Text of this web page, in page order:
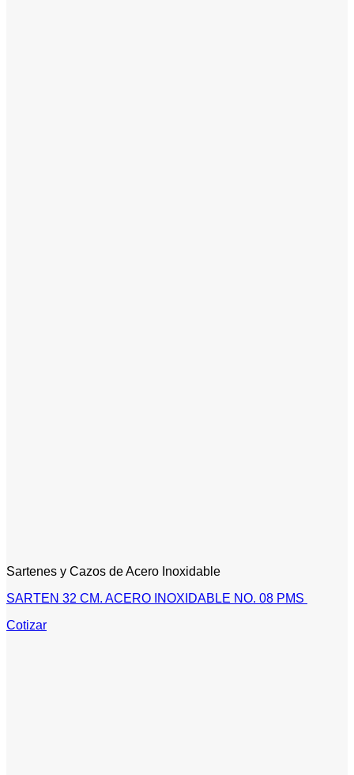
Sartenes y Cazos de Acero Inoxidable
SARTEN 32 CM. ACERO INOXIDABLE NO. 08 PMS
Cotizar